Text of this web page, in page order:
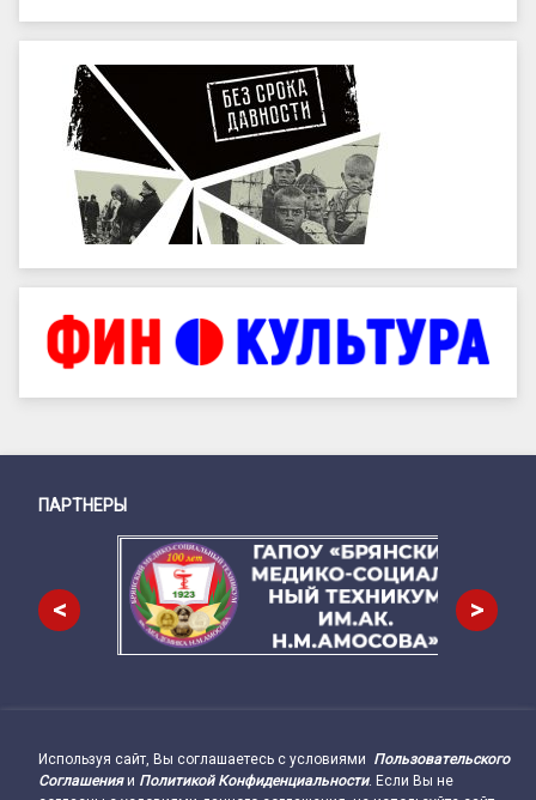
Снизу
ПАРТНЕРЫ
< >
Подвал сайта → влево
Используя сайт, Вы соглашаетесь с условиями Пользовательского
Соглашенияи Политикой Конфиденциальности. Если Вы не